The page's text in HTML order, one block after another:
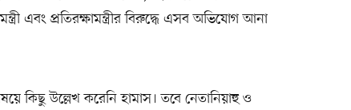
এবং প্রতিরক্ষামন্ত্রীর বিরুদ্ধে এসব অভিযোগ আনা
কিছু উল্লেখ করেনি হামাস। তবে নেতানিয়াহু ও